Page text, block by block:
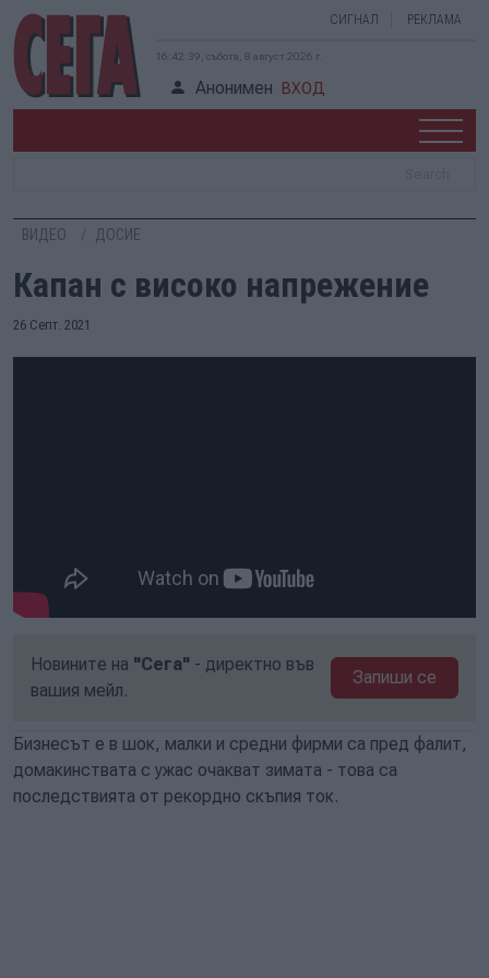
СИГНАЛ РЕКЛАМА
16:42:39, събота, 8 август 2026 г.
Анонимен ВХОД
ВИДЕО ДОСИЕ
Капан с високо напрежение
26 Септ. 2021
Новините на "Сега" - директно във
вашия мейл.
Запиши се
Бизнесът е в шок, малки и средни фирми са пред фалит,
домакинствата с ужас очакват зимата - това са
последствията от рекордно скъпия ток.